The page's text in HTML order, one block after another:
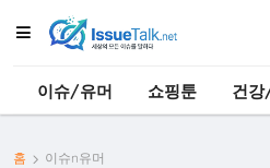
이슈/유머 쇼핑툰 건
홈 이슈n유머